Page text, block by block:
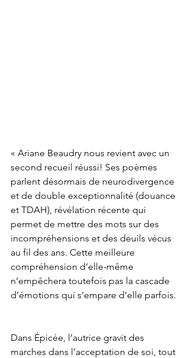
« Ariane Beaudry nous revient avec un
second recueil réussi! Ses poèmes
parlent désormais de neurodivergence
et de double exceptionnalité (douance
et TDAH), révélation récente qui
permet de mettre des mots sur des
incompréhensions et des deuils vécus
au fil des ans. Cette meilleure
compréhension d’elle-même
n’empêchera toutefois pas la cascade
d’émotions qui s’empare d’elle parfois.
Dans Épicée, l’autrice gravit des
marches dans l’acceptation de soi, tout